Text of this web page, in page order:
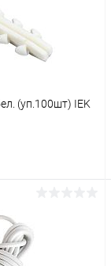
(уп.100шт) IEK